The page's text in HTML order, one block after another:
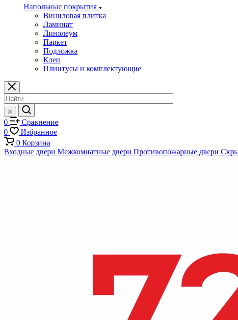
Напольные покрытия
Виниловая плитка
Ламинат
Линолеум
Паркет
Подложка
Клеи
Плинтусы и комплектующие
0
Сравнение
0
Избранное
0 Корзина
Входные двери Межкомнатные двери Противопожарные двери